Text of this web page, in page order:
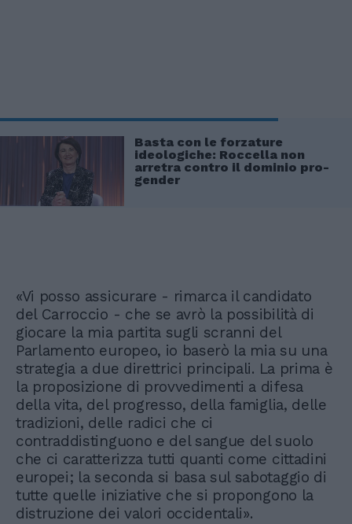
Basta con le forzature
ideologiche: Roccella non
arretra contro il dominio pro-
gender
«Vi posso assicurare - rimarca il candidato
del Carroccio - che se avrò la possibilità di
giocare la mia partita sugli scranni del
Parlamento europeo, io baserò la mia su una
strategia a due direttrici principali. La prima è
la proposizione di provvedimenti a difesa
della vita, del progresso, della famiglia, delle
tradizioni, delle radici che ci
contraddistinguono e del sangue del suolo
che ci caratterizza tutti quanti come cittadini
europei; la seconda si basa sul sabotaggio di
tutte quelle iniziative che si propongono la
distruzione dei valori occidentali».